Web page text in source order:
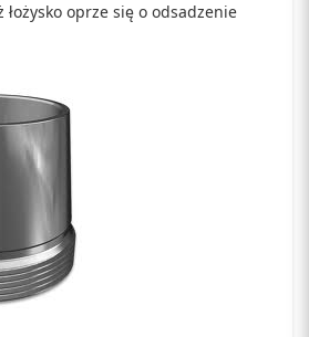
oprze się o odsadzenie